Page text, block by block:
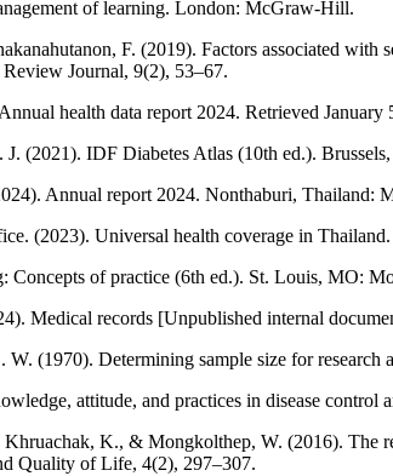
of learning. London: McGraw-Hill.
F. (2019). Factors associated
Journal, 9(2), 53–67.
health data report 2024. Retrieved January
(2021). IDF Diabetes Atlas (10th ed.).
Annual report 2024. Nonthaburi, Thailand:
(2023). Universal health coverage in
Concepts of practice (6th ed.). St. Louis, MO:
Medical records [Unpublished internal
(1970). Determining sample size for research
attitude, and practices in disease
K., & Mongkolthep, W. (2016). The
Quality of Life, 4(2), 297–307.